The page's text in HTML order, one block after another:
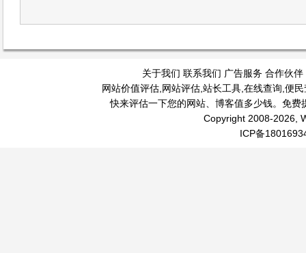
关于我们 联系我们 广告服务 合作伙伴
网站价值评估, 网站评估, 站长工具, 在线查询 便民
快来评估一下您的网站、博客值多少钱。免
Copyright 2008-2026,
ICP备